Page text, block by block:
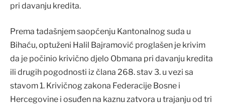
pri davanju kredita.
Prema tadašnjem saopćenju Kantonalnog suda u
Bihaću, optuženi Halil Bajramović proglašen je krivim
da je počinio krivično djelo Obmana pri davanju kredita
ili drugih pogodnosti iz člana 268. stav 3. u vezi sa
stavom 1. Krivičnog zakona Federacije Bosne i
Hercegovine i osuđen na kaznu zatvora u trajanju od tri